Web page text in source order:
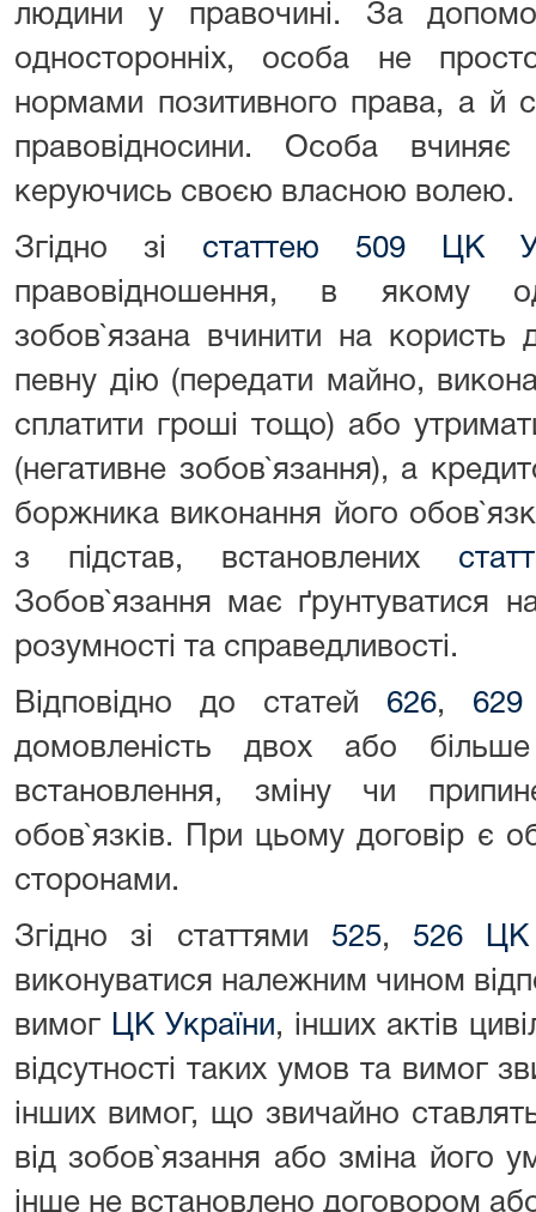
людини у правочині. За
односторонніх, особа не
нормами позитивного права, а й
правовідносини. Особа вчиняє
керуючись своєю власною волею.
Згідно зі статтею 509 ЦК
правовідношення, в якому
зобов`язана вчинити на користь
певну дію (передати майно,
сплатити гроші тощо) або
(негативне зобов`язання), а
боржника виконання його
з підстав, встановлених
Зобов`язання має ґрунтуватися
розумності та справедливості.
Відповідно до статей 626,
домовленість двох або
встановлення, зміну чи
обов`язків. При цьому договір є
сторонами.
Згідно зі статтями 525, 526 ЦК
виконуватися належним чином
вимог ЦК України, інших актів
відсутності таких умов та вимог
інших вимог, що звичайно
від зобов`язання або зміна його
інше не встановлено договором